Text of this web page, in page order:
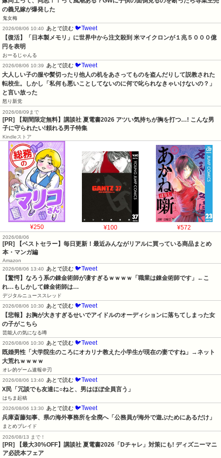
の義兄嫁が爆発した
鬼女梅
2026/08/06 10:40 あとで読む 🐦Tweet
【復活】「日本製メモリ」に世界中から注文殺到 米マイクロンが１兆５０００億
円を表明
おーるじゃんる
2026/08/06 10:39 あとで読む 🐦Tweet
大人しい子の服や髪切ったり他人の机をあさってものを盗んだりして説教された
転校生。しかし「私何も悪いことしてないのに何で叱られなきゃいけないの？」
と言い放った
怒り新党
2026/08/09まで
[PR] 【期間限定無料】講談社 夏電書2026 アツい気持ちが胸を打つ…! こんな男
子に守られたい!頼れる男子特集
Kindleストア
¥250 ¥100 ¥572
2026/08/06
[PR] 【ベストセラー】毎日更新！最近みんながリアルに買っている商品まとめ
本・マンガ編
Amazon
2026/08/06 13:40
あとで読む 🐦Tweet
【驚愕】なろう系の錬金術師が凄すぎるｗｗｗｗ「職業は錬金術師です」←こ
れ…もしかして錬金術師は…
デジタルニューススレッド
2026/08/06 10:30
あとで読む 🐦Tweet
【悲報】お胸が大きすぎるせいでアイドルのオーディションに落ちてしまった女
の子がこちら
芸能人の気になる噂
2026/08/06 10:30
あとで読む 🐦Tweet
既婚男性「大学院生のころにオカリナ教えた小学生が現在の妻ですね」→ネット
大荒れｗｗｗｗ
オレ的ゲーム速報＠刃
2026/08/06 13:40
あとで読む 🐦Tweet
X民「冗談でも友達に○ねと、男はほぼ全員言う」
はちま起稿
2026/08/06 13:30
あとで読む 🐦Tweet
兵庫斎藤知事、県の海外事務所を全廃へ「公務員が海外で遊ぶためにあるだけ」
まとめブレイド
2026/08/13 まで！
[PR] 【最大30%OFF】講談社 夏電書2026「Dチャレ」対策にも! ディズニーマニ
ア必読本フェア